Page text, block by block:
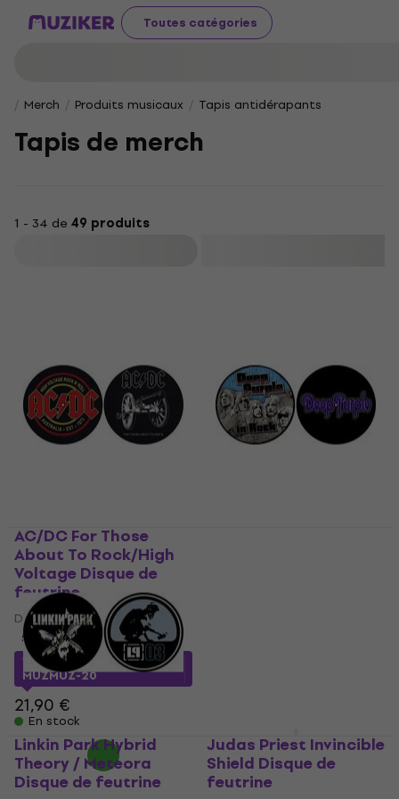
Toutes catégories
Merch Produits musicaux Tapis antidérapants
Tapis de merch
1 - 34 de 49 produits
AC/DC For Those
About To Rock/High
Voltage Disque de
feutrine
Disque de feutrine
5
/5
17,46 € avec le code
MUZMUZ-20
21,90 €
En stock
Linkin Park Hybrid
Theory / Meteora
Disque de feutrine
Judas Priest Invincible
Shield Disque de
feutrine